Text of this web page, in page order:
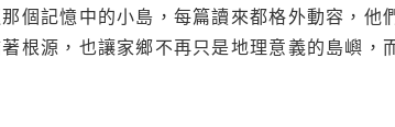
個記憶中的小島，每篇讀來都格外動容，
根源，也讓家鄉不再只是地理意義的島嶼，